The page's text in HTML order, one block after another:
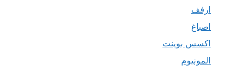
ارفف
اصباغ
اكسس بوينت
المونيوم